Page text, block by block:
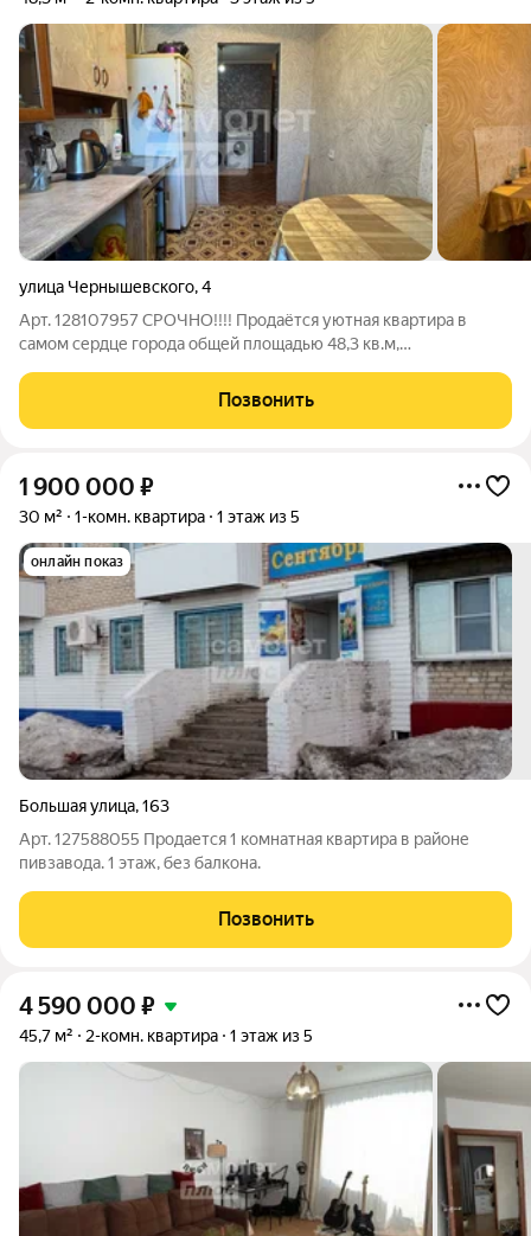
улица Чернышевского,4
Арт. 128107957 СРОЧНО!!!! Продаётся уютная квартира в
самом сердце города общей площадью 48,3 кв.м,
Пространство грамотно организовано благодаря удачной
планировке с изолированными комнатами,
Позвонить
1 900 000 ₽
30 м² 1-комн. квартира 1 этаж из 5
онлайн показ
Большая улица,163
Арт. 127588055 Продается 1 комнатная квартира в районе
пивзавода. 1 этаж, без балкона.
Позвонить
4 590 000 ₽
45,7 м² 2-комн. квартира 1 этаж из 5